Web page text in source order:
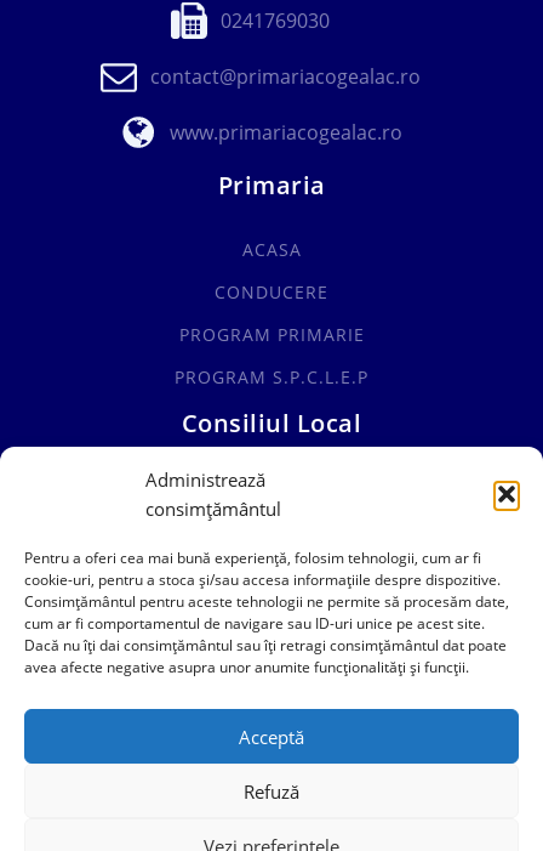
Administrează
consimțământul
Pentru a oferi cea mai bună experiență, folosim tehnologii, cum ar fi
cookie-uri, pentru a stoca și/sau accesa informațiile despre dispozitive.
Consimțământul pentru aceste tehnologii ne permite să procesăm date,
cum ar fi comportamentul de navigare sau ID-uri unice pe acest site.
Dacă nu îți dai consimțământul sau îți retragi consimțământul dat poate
avea afecte negative asupra unor anumite funcționalități și funcții.
Acceptă
Refuză
Vezi preferințele
0241769030
contact@primariacogealac.ro
www.primariacogealac.ro
Primaria
ACASA
CONDUCERE
PROGRAM PRIMARIE
PROGRAM S.P.C.L.E.P
Consiliul Local
CONSILIUL LOCAL
HOTĂRÂRI CONSILIUL LOCAL
0241769101